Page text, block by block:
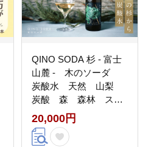
ーキ ハウスブレンド シ
ングルオリジン
QINO SODA 杉 - 富士
山麓 - 木のソーダ
炭酸水 天然 山梨
炭酸 森 森林 スパ
ークリングウォーター
20,000円